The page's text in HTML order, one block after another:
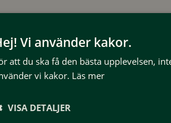
från parkeringen.
enkelsängar (går att skjuta ihop till
bäddsoffa i vardagsrummet.
frysskåp.
Stug/nyckelvärden avsynar stugan vid
Vi använder kakor.
att du ska få den bästa upplevelsen,
vi kakor. Läs mer
VISA DETALJER